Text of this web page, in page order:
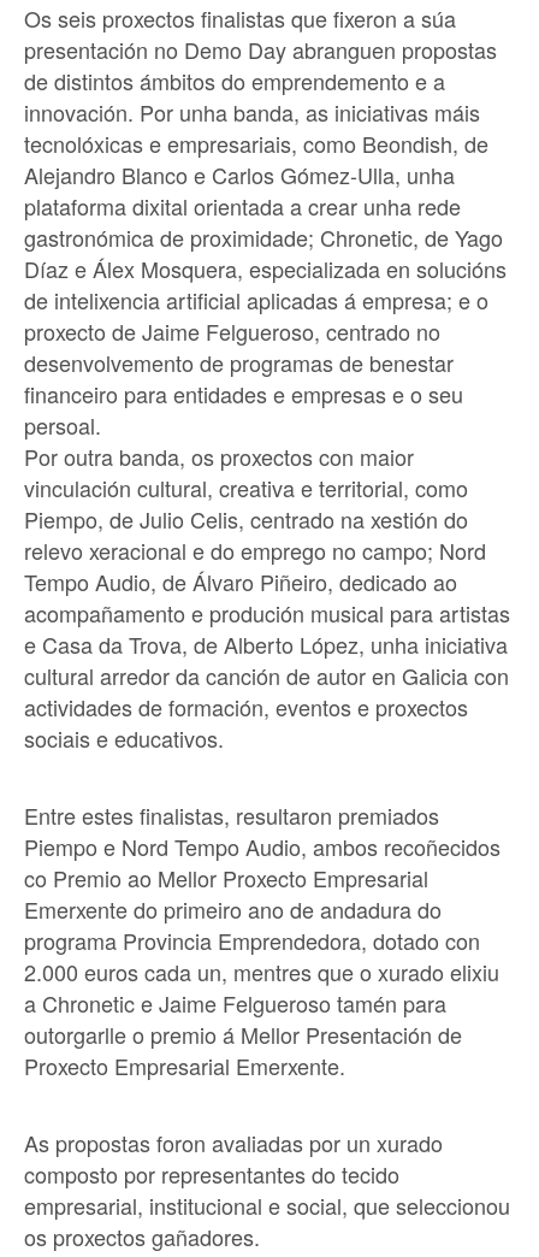
Os seis proxectos finalistas que fixeron a súa
presentación no Demo Day abranguen propostas
de distintos ámbitos do emprendemento e a
innovación. Por unha banda, as iniciativas máis
tecnolóxicas e empresariais, como Beondish, de
Alejandro Blanco e Carlos Gómez-Ulla, unha
plataforma dixital orientada a crear unha rede
gastronómica de proximidade; Chronetic, de Yago
Díaz e Álex Mosquera, especializada en solucións
de intelixencia artificial aplicadas á empresa; e o
proxecto de Jaime Felgueroso, centrado no
desenvolvemento de programas de benestar
financeiro para entidades e empresas e o seu
persoal.
Por outra banda, os proxectos con maior
vinculación cultural, creativa e territorial, como
Piempo, de Julio Celis, centrado na xestión do
relevo xeracional e do emprego no campo; Nord
Tempo Audio, de Álvaro Piñeiro, dedicado ao
acompañamento e produción musical para artistas
e Casa da Trova, de Alberto López, unha iniciativa
cultural arredor da canción de autor en Galicia con
actividades de formación, eventos e proxectos
sociais e educativos.
Entre estes finalistas, resultaron premiados
Piempo e Nord Tempo Audio, ambos recoñecidos
co Premio ao Mellor Proxecto Empresarial
Emerxente do primeiro ano de andadura do
programa Provincia Emprendedora, dotado con
2.000 euros cada un, mentres que o xurado elixiu
a Chronetic e Jaime Felgueroso tamén para
outorgarlle o premio á Mellor Presentación de
Proxecto Empresarial Emerxente.
As propostas foron avaliadas por un xurado
composto por representantes do tecido
empresarial, institucional e social, que seleccionou
os proxectos gañadores.